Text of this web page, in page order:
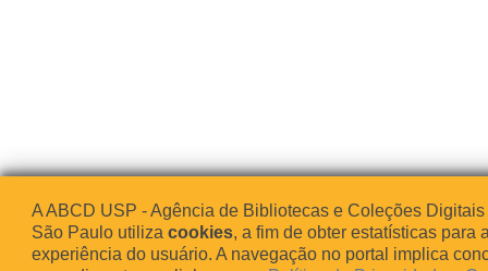
A ABCD USP - Agência de Bibliotecas e Coleções
São Paulo utiliza cookies, a fim de obter estatísticas para
experiência do usuário. A navegação no portal implica